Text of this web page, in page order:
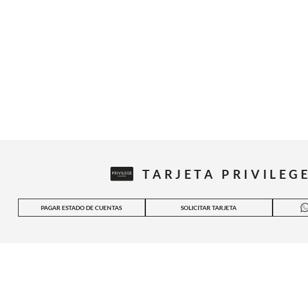
TARJETA PRIVILEGE
PAGAR ESTADO DE CUENTAS SOLICITAR TARJETA